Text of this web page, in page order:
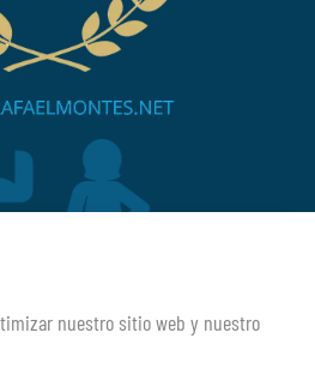
nuestro sitio web y nuestro
ánimo siempre!